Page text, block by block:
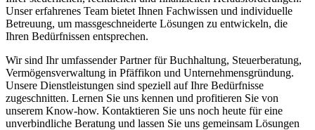
Unser erfahrenes Team bietet Ihnen Fachwissen und individuelle
Betreuung, um massgeschneiderte Lösungen zu entwickeln, die
Ihren Bedürfnissen entsprechen.
Wir sind Ihr umfassender Partner für Buchhaltung, Steuerberatung,
Vermögensverwaltung in Pfäffikon und Unternehmensgründung.
Unsere Dienstleistungen sind speziell auf Ihre Bedürfnisse
zugeschnitten. Lernen Sie uns kennen und profitieren Sie von
unserem Know-how. Kontaktieren Sie uns noch heute für eine
unverbindliche Beratung und lassen Sie uns gemeinsam Lösungen